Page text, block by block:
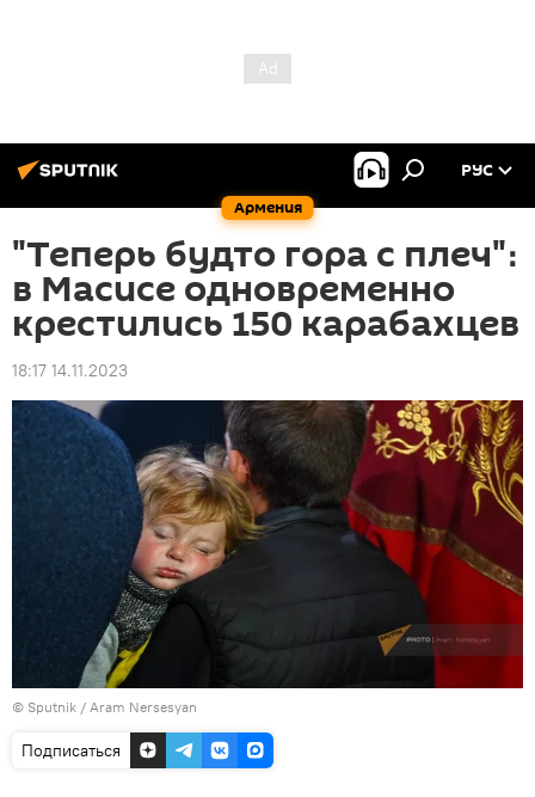
Армения
РУС
"Теперь будто гора с плеч"։
в Масисе одновременно
крестились 150 карабахцев
18:17 14.11.2023
© Sputnik / Aram Nersesyan
Подписаться